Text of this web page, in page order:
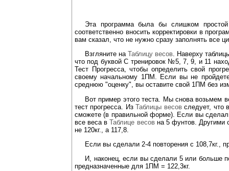
Эта программа была бы слишком
соответственно вносить корректировки в
вам сказал, что не нужно сразу заполнять все
Взгляните наТаблицу весов. Наверху
что под буквой С тренировок №5, 7, 9, и 11
Тест Прогресса, чтобы определить свой
своему начальному 1ПМ. Если вы не
среднюю "оценку", вы оставите свой 1ПМ без
Вот пример этого теста. Мы снова возьмем
тест прогресса. ИзТаблицы весовследует, что
сможете (в правильной форме). Если вы
все веса вТаблице весовна 5 фунтов. Другими
не 120кг., а 117,8.
Если вы сделали 2-4 повторения с 108,7кг.,
И, наконец, если вы сделали 5 или больше
предназначенные для 1ПМ = 122,3кг.